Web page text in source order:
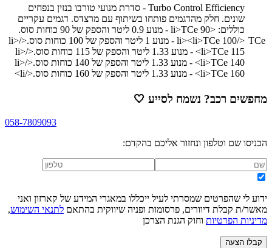
TCe
Turbo Control Efficiency - סדרת מנועי טורבו בנזין בנפחים
שונים. חלק מהדגמים פותחו בשיתוף עם מרצדס. דגמים עקריים
כוללים: <li>TCe 90 - מנוע 0.9 ליטר והספק של 90 כוחות סוס.
</li>
<li>TCe 100 - מנוע 1 ליטר והספק של 100 כוחות סוס.
</li>
<li>TCe 115 - מנוע 1.33 ליטר והספק של 115 כוחות סוס.
</li>
<li>TCe 140 - מנוע 1.33 ליטר והספק של 140 כוחות סוס.
</li>
<li>TCe 160 - מנוע 1.33 ליטר והספק של 160 כוחות סוס. </li>
מחפשים רכב? נשמח לסייע 🤍
058-7809093
הכניסו שם וטלפון ונחזור אליכם בהקדם:
ידוע לי שהפרטים שמסרתי לעיל ייכללו במאגרי המידע של קארזון ואני
מאשר/ת קבלת דיוורים, פרסומות ופניה שיווקית בהתאם לתנאי השימוש,
מדיניות הפרטיות וחוק הגנת הצרכן
קבלו הצעה